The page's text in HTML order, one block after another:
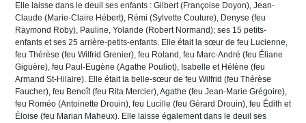
Elle laisse dans le deuil ses enfants : Gilbert (Françoise Doyon), Jean-
Claude (Marie-Claire Hébert), Rémi (Sylvette Couture), Denyse (feu
Raymond Roby), Pauline, Yolande (Robert Normand); ses 15 petits-
enfants et ses 25 arrière-petits-enfants. Elle était la sœur de feu Lucienne,
feu Thérèse (feu Wilfrid Grenier), feu Roland, feu Marc-André (feu Éliane
Giguère), feu Paul-Eugène (Agathe Pouliot), Isabelle et Hélène (feu
Armand St-Hilaire). Elle était la belle-sœur de feu Wilfrid (feu Thérèse
Faucher), feu Benoît (feu Rita Mercier), Agathe (feu Jean-Marie Grégoire),
feu Roméo (Antoinette Drouin), feu Lucille (feu Gérard Drouin), feu Édith et
Éloise (feu Marian Maheux). Elle laisse également dans le deuil ses